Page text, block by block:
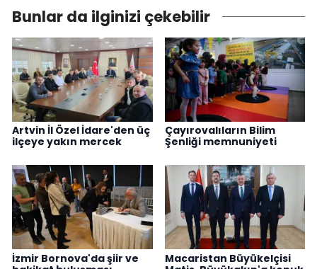
Bunlar da ilginizi çekebilir
Artvin İl Özel İdare'den üç
ilçeye yakın mercek
Çayırovalıların Bilim
Şenliği memnuniyeti
İzmir Bornova'da şiir ve
Macaristan Büyükelçisi